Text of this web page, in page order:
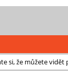
si, že můžete